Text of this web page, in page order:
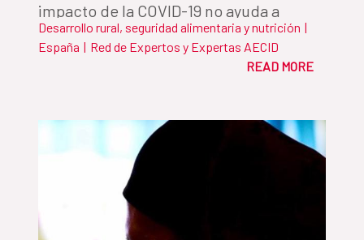
impacto de la COVID-19 no ayuda a
levantar las cifras. Ana Regina Segura,
responsable de Desarrollo Rural,
convierta, por norma, en una cuestión
de Estado para, de una vez por todas,
avanzar como lo que somos: la primera
generación en la historia que puede
acabar con el hambre.
Desarrollo rural, seguridad alimentaria y nutrición |
España | Red de Expertos y Expertas AECID
READ MORE